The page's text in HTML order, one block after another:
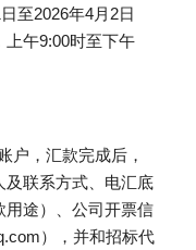
上午9:00时至下午
及联系方式、电汇底
用途）、公司开票信
），并和招标代